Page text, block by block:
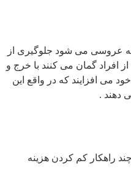
عروسی می شود جلوگیری از
افراد گمان می کنند با خرج و
می افزایند که در واقع این
دهند .
راهکار کم کردن هزینه